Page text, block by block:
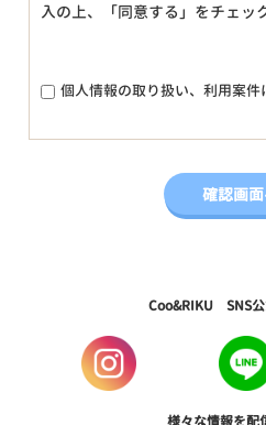
入の上、「同意する」をチェッ
個人情報の取り扱い、利用案件
Coo&RIKU SNS公
様々な情報を配